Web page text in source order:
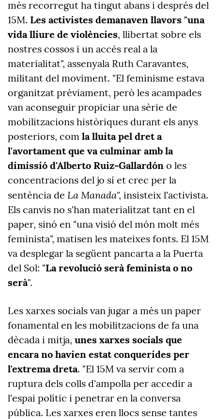
més recorregut ha tingut abans i després del
15M. Les activistes demanaven llavors "una
vida lliure de violències, llibertat sobre els
nostres cossos i un accés real a la
materialitat", assenyala Ruth Caravantes,
militant del moviment. "El feminisme estava
organitzat prèviament, però les acampades
van aconseguir propiciar una sèrie de
mobilitzacions històriques durant els anys
posteriors, com la lluita pel dret a
l'avortament que va culminar amb la
dimissió d'Alberto Ruiz-Gallardón o les
concentracions del jo sí et crec per la
sentència de La Manada", insisteix l'activista.
Els canvis no s'han materialitzat tant en el
paper, sinó en "una visió del món molt més
feminista", matisen les mateixes fonts. El 15M
va desplegar la següent pancarta a la Puerta
del Sol: "La revolució serà feminista o no
serà".
Les xarxes socials van jugar a més un paper
fonamental en les mobilitzacions de fa una
dècada i mitja, unes xarxes socials que
encara no havien estat conquerides per
l'extrema dreta. "El 15M va servir com a
ruptura dels colls d'ampolla per accedir a
l'espai polític i penetrar en la conversa
pública. Les xarxes eren llocs sense tantes